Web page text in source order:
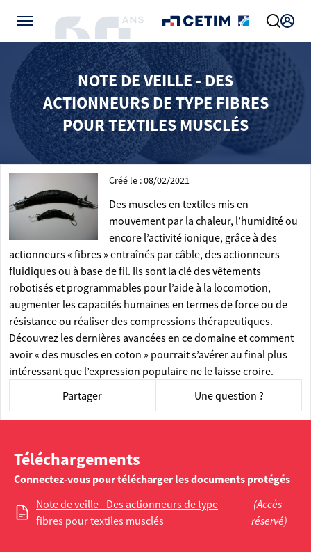
NOTE DE VEILLE - DES
ACTIONNEURS DE TYPE FIBRES
POUR TEXTILES MUSCLÉS
Créé le : 08/02/2021
Des muscles en textiles mis en
mouvement par la chaleur, l’humidité ou
encore l’activité ionique, grâce à des
actionneurs « fibres » entraînés par câble, des actionneurs
fluidiques ou à base de fil. Ils sont la clé des vêtements
robotisés et programmables pour l’aide à la locomotion,
augmenter les capacités humaines en termes de force ou de
résistance ou réaliser des compressions thérapeutiques.
Découvrez les dernières avancées en ce domaine et comment
avoir « des muscles en coton » pourrait s’avérer au final plus
intéressant que l’expression populaire ne le laisse croire.
Partager
Une question ?
Téléchargements
Connectez-vous pour télécharger les documents protégés
Note de veille - Des actionneurs de type
fibres pour textiles musclés
(Accès
réservé)